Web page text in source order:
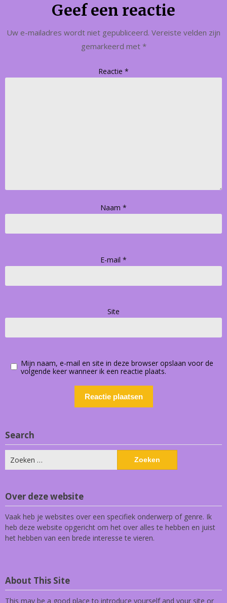
Geef een reactie
Uw e-mailadres wordt niet gepubliceerd. Vereiste velden zijn
gemarkeerd met *
Reactie *
Naam *
E-mail *
Site
Mijn naam, e-mail en site in deze browser opslaan voor de
volgende keer wanneer ik een reactie plaats.
Search
Zoeken
naar:
Over deze website
Vaak heb je websites over een specifiek onderwerp of genre. Ik
heb deze website opgericht om het over alles te hebben en juist
het hebben van een brede interesse te vieren.
About This Site
This may be a good place to introduce yourself and your site or